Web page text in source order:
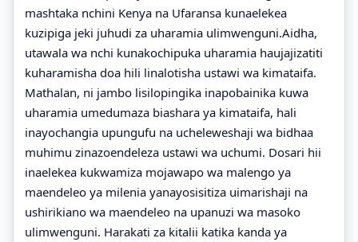
mashtaka nchini Kenya na Ufaransa kunaelekea
kuzipiga jeki juhudi za uharamia ulimwenguni.Aidha,
utawala wa nchi kunakochipuka uharamia haujajizatiti
kuharamisha doa hili linalotisha ustawi wa kimataifa.
Mathalan, ni jambo lisilopingika inapobainika kuwa
uharamia umedumaza biashara ya kimataifa, hali
inayochangia upungufu na ucheleweshaji wa bidhaa
muhimu zinazoendeleza ustawi wa uchumi. Dosari hii
inaelekea kukwamiza mojawapo wa malengo ya
maendeleo ya milenia yanayosisitiza uimarishaji na
ushirikiano wa maendeleo na upanuzi wa masoko
ulimwenguni. Harakati za kitalii katika kanda ya